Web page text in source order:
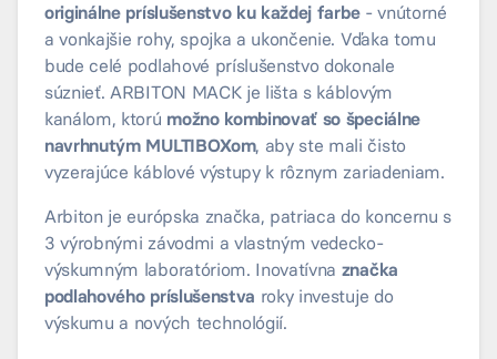
originálne príslušenstvo ku každej farbe- vnútorné
a vonkajšie rohy, spojka a ukončenie. Vďaka tomu
bude celé podlahové príslušenstvo dokonale
súznieť. ARBITON MACK je lišta s káblovým
kanálom, ktorú možno kombinovať so špeciálne
navrhnutým MULTIBOXom, aby ste mali čisto
vyzerajúce káblové výstupy k rôznym zariadeniam.
Arbiton je európska značka, patriaca do koncernu s
3 výrobnými závodmi a vlastným vedecko-
výskumným laboratóriom. Inovatívna značka
podlahového príslušenstva roky investuje do
výskumu a nových technológií.